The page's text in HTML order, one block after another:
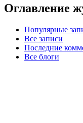
Оглавление
Популярные
Все записи
Последние
Все блоги